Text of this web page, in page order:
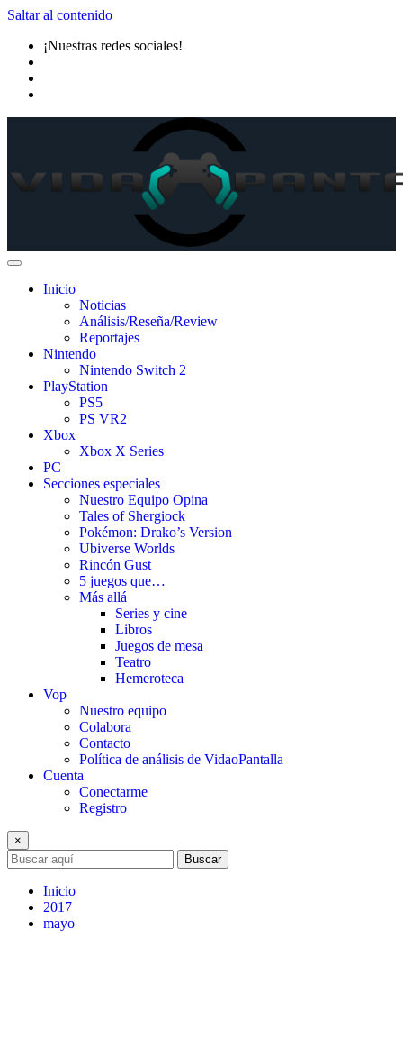
Saltar al contenido
¡Nuestras redes sociales!
Inicio
Noticias
Análisis/Reseña/Review
Reportajes
Nintendo
Nintendo Switch 2
PlayStation
PS5
PS VR2
Xbox
Xbox X Series
PC
Secciones especiales
Nuestro Equipo Opina
Tales of Shergiock
Pokémon: Drako’s Version
Ubiverse Worlds
Rincón Gust
5 juegos que…
Más allá
Series y cine
Libros
Juegos de mesa
Teatro
Hemeroteca
Vop
Nuestro equipo
Colabora
Contacto
Política de análisis de VidaoPantalla
Cuenta
Conectarme
Registro
×
Buscar
Inicio
2017
mayo